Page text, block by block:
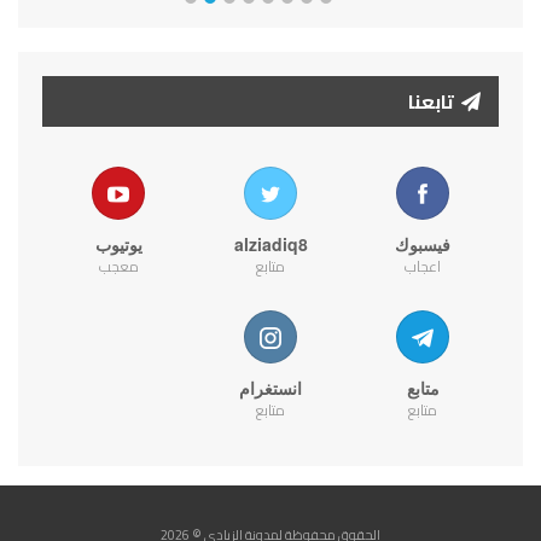
تابعنا
فيسبوك
اعجاب
alziadiq8
متابع
يوتيوب
معجب
متابع
متابع
انستغرام
متابع
الحقوق محفوظة لمدونة الزيادي © 2026